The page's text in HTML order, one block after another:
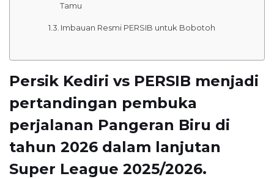
Tamu
Imbauan Resmi PERSIB untuk Bobotoh
Persik Kediri vs PERSIB menjadi
pertandingan pembuka
perjalanan Pangeran Biru di
tahun 2026 dalam lanjutan
Super League 2025/2026.